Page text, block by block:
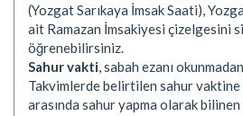
(Yozgat Sarıkaya İmsak Saati),
ait Ramazan İmsakiyesi çizelgesini
öğrenebilirsiniz.
Sahur vakti, sabah ezanı
Takvimlerde belirtilen sahur
arasında sahur yapma olarak